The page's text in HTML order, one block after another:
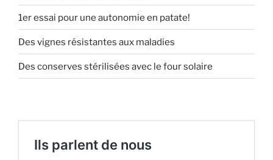
1er essai pour une autonomie en patate!
Des vignes résistantes aux maladies
Des conserves stérilisées avec le four solaire